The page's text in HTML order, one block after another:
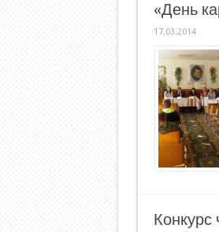
«День
17.03.2014
Конкурс